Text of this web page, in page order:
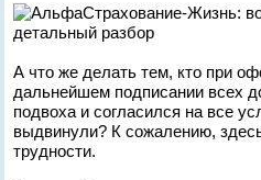
А что же делать тем, кто при
дальнейшем подписании всех
подвоха и согласился на все
выдвинули? К сожалению,
трудности.